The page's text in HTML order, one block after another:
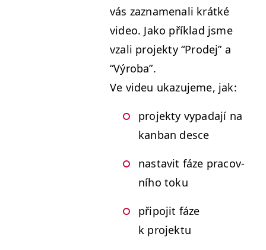
vás zaz­na­me­nali krátké
video. Jako přík­lad jsme
vza­li pro­jek­ty “Prodej” a
“Výro­ba”.
Ve videu ukazu­jeme, jak:
pro­jek­ty vypada­jí na
kan­ban desce
nas­tavit fáze pra­cov­
ního toku
připo­jit fáze
k projektu